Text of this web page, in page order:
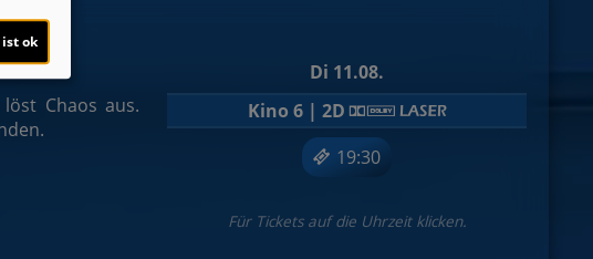
Di 11.08.
Kino 6 | 2D
19:30
Für Tickets auf die Uhrzeit klicken.
Chaos aus.
ist ok